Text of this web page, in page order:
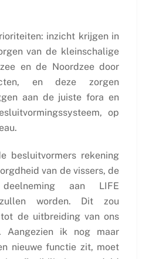
inzicht krijgen in
van de kleinschalige
en de Noordzee door
en deze zorgen
aan de juiste fora en
op
besluitvormers rekening
van de vissers, de
aan LIFE
zullen worden. Dit zou
de uitbreiding van ons
Aangezien ik nog maar
nieuwe functie zit, moet